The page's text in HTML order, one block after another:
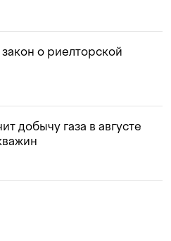
о риелторской
добычу газа в августе